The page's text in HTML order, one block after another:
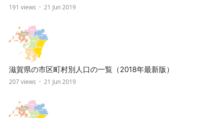
191 views 21 Jun 2019
滋賀県の市区町村別人口の一覧（2018年最新版）
207 views 21 Jun 2019